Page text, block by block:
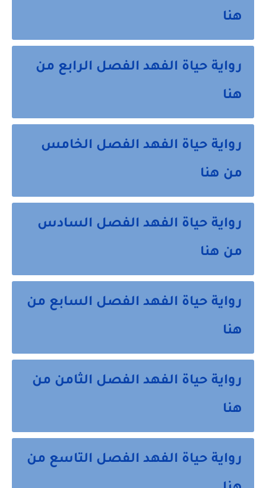
هنا
رواية حياة الفهد الفصل الرابع من
هنا
رواية حياة الفهد الفصل الخامس
من هنا
رواية حياة الفهد الفصل السادس
من هنا
رواية حياة الفهد الفصل السابع من
هنا
رواية حياة الفهد الفصل الثامن من
هنا
رواية حياة الفهد الفصل التاسع من